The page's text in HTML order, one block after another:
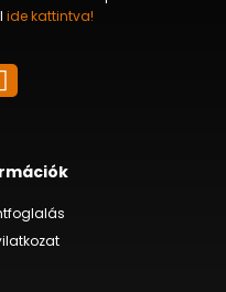
ide kattintva!